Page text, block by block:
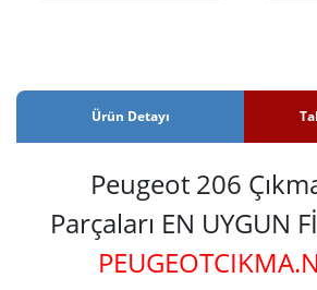
Ürün Detayı
Peugeot 206
Parçaları EN UYGUN